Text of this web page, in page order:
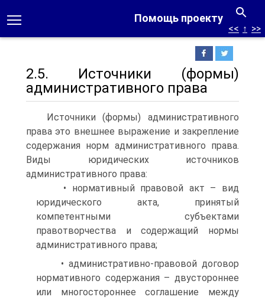
Помощь проекту
<< ↑ >>
2.5. Источники (формы)
административного права
Источники (формы) административного
права это внешнее выражение и закрепление
содержания норм административного права.
Виды юридических источников
административного права:
• нормативный правовой акт – вид
юридического акта, принятый
компетентными субъектами
правотворчества и содержащий нормы
административного права;
• административно-правовой договор
нормативного содержания – двустороннее
или многостороннее соглашение между